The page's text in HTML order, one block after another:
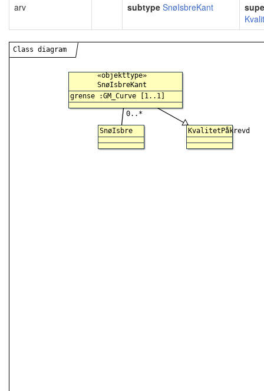
arv subtype SnøIsbreKant